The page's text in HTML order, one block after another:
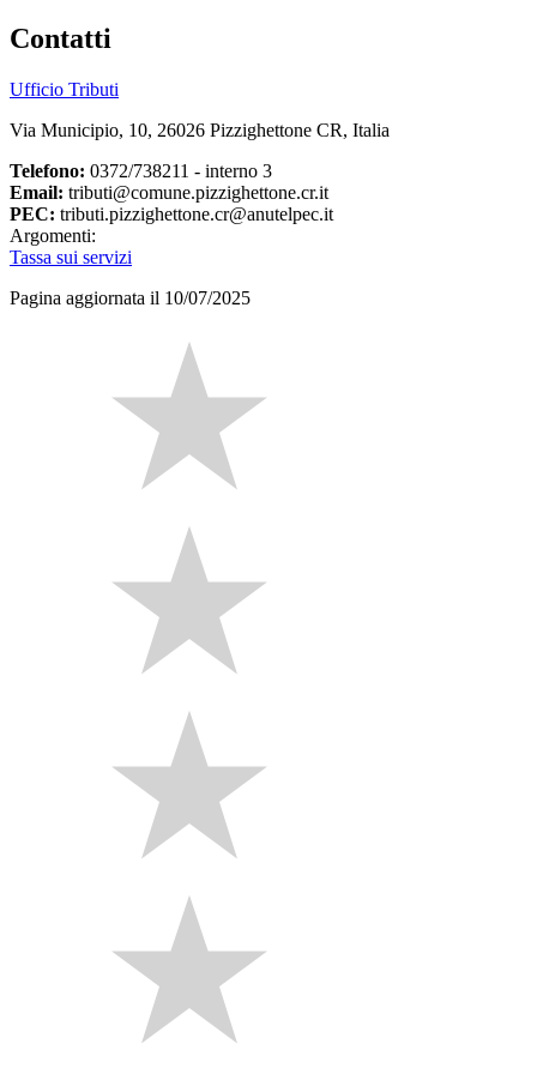
Contatti
Ufficio Tributi
Via Municipio, 10, 26026 Pizzighettone CR, Italia
Telefono: 0372/738211 - interno 3
Email: tributi@comune.pizzighettone.cr.it
PEC: tributi.pizzighettone.cr@anutelpec.it
Argomenti:
Tassa sui servizi
Pagina aggiornata il 10/07/2025